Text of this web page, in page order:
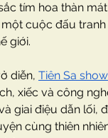
tím hoa thàn
cuộc đấu
giới.
diễn, Tiên Sa show
xiếc và công
giai điệu dẫn lối,
cùng thiên